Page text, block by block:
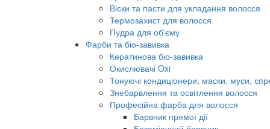
Віски та пасти для укладання волосся
Термозахист для волосся
Пудра для об'єму
Фарби та біо-завивка
Кератинова біо-завивка
Окислювачі Oxi
Тонуючі кондиціонери, маски, муси,
Знебарвлення та освітлення волосся
Професійна фарба для волосся
Барвник прямої дії